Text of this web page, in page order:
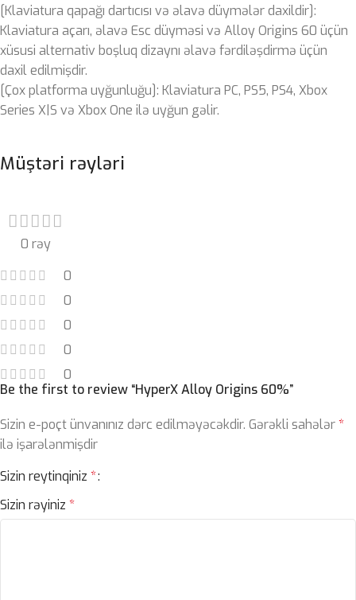
[Klaviatura qapağı dartıcısı və əlavə düymələr daxildir]:
Klaviatura açarı, əlavə Esc düyməsi və Alloy Origins 60 üçün
xüsusi alternativ boşluq dizaynı əlavə fərdiləşdirmə üçün
daxil edilmişdir.
[Çox platforma uyğunluğu]: Klaviatura PC, PS5, PS4, Xbox
Series X|S və Xbox One ilə uyğun gəlir.
Müştəri rəyləri
0 rəy
0
0
0
0
0
Be the first to review “HyperX Alloy Origins 60%”
Sizin e-poçt ünvanınız dərc edilməyəcəkdir. Gərəkli sahələr*
ilə işarələnmişdir
Sizin reytinqiniz *
Sizin rəyiniz *